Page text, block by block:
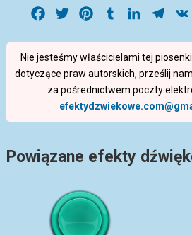
Facebook
Twitter PinterestTumblrLinkedIn
Nie jesteśmy właścicielami tej
dotyczące praw autorskich, prześlij
za pośrednictwem poczty
Powiązane efekty